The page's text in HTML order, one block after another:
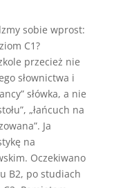
sobie wprost:
C1?
przecież nie
słownictwa i
słówka, a nie
„łańcuch na
Ja
na
Oczekiwano
B2, po studiach